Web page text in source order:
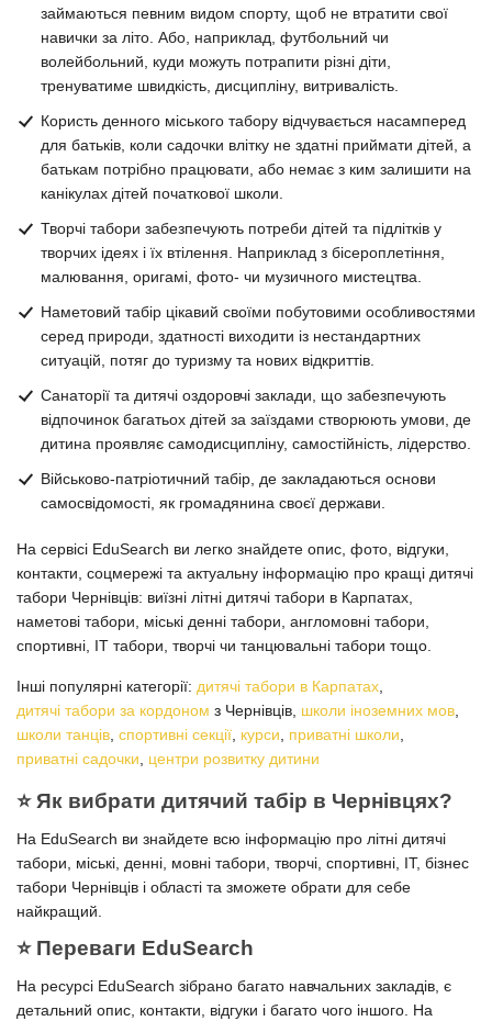
займаються певним видом спорту, щоб не втратити свої
навички за літо. Або, наприклад, футбольний чи
волейбольний, куди можуть потрапити різні діти,
тренуватиме швидкість, дисципліну, витривалість.
Користь денного міського табору відчувається насамперед
для батьків, коли садочки влітку не здатні приймати дітей, а
батькам потрібно працювати, або немає з ким залишити на
канікулах дітей початкової школи.
Творчі табори забезпечують потреби дітей та підлітків у
творчих ідеях і їх втілення. Наприклад з бісероплетіння,
малювання, оригамі, фото- чи музичного мистецтва.
Наметовий табір цікавий своїми побутовими особливостями
серед природи, здатності виходити із нестандартних
ситуацій, потяг до туризму та нових відкриттів.
Санаторії та дитячі оздоровчі заклади, що забезпечують
відпочинок багатьох дітей за заїздами створюють умови, де
дитина проявляє самодисципліну, самостійність, лідерство.
Військово-патріотичний табір, де закладаються основи
самосвідомості, як громадянина своєї держави.
На сервісі EduSearch ви легко знайдете опис, фото, відгуки,
контакти, соцмережі та актуальну інформацію про кращі дитячі
табори Чернівців: виїзні літні дитячі табори в Карпатах,
наметові табори, міські денні табори, англомовні табори,
спортивні, IT табори, творчі чи танцювальні табори тощо.
Інші популярні категорії: дитячі табори в Карпатах,
дитячі табори за кордоном з Чернівців, школи іноземних мов,
школи танців, спортивні секції, курси, приватні школи,
приватні садочки, центри розвитку дитини
⭐️ Як вибрати дитячий табір в Чернівцях?
На EduSearch ви знайдете всю інформацію про літні дитячі
табори, міські, денні, мовні табори, творчі, спортивні, IT, бізнес
табори Чернівців і області та зможете обрати для себе
найкращий.
⭐️ Переваги EduSearch
На ресурсі EduSearch зібрано багато навчальних закладів, є
детальний опис, контакти, відгуки і багато чого іншого. На